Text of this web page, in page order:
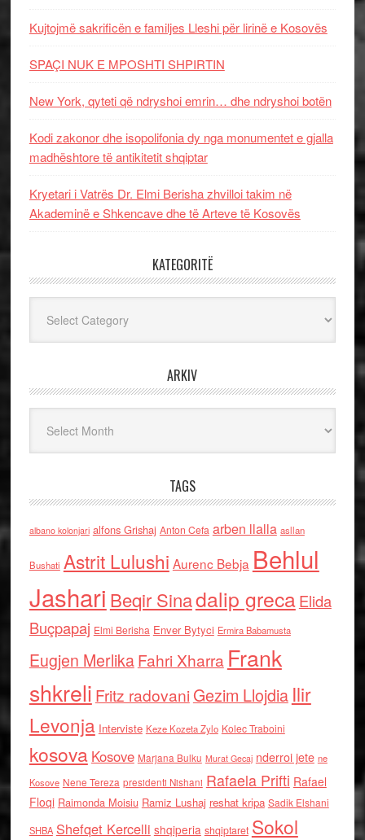
Kujtojmë sakrificën e familjes Lleshi për lirinë e Kosovës
SPAÇI NUK E MPOSHTI SHPIRTIN
New York, qyteti që ndryshoi emrin… dhe ndryshoi botën
Kodi zakonor dhe isopolifonia dy nga monumentet e gjalla
madhështore të antikitetit shqiptar
Kryetari i Vatrës Dr. Elmi Berisha zhvilloi takim në
Akademinë e Shkencave dhe të Arteve të Kosovës
KATEGORITË
ARKIV
TAGS
albano kolonjari alfons Grishaj Anton Cefa arben llalla asllan
Bushati Astrit Lulushi Aurenc Bebja Behlul
Jashari Beqir Sinadalip grecaElida
Buçpapaj Elmi Berisha Enver Bytyci Ermira Babamusta
Eugjen MerlikaFahri Xharra Frank
shkreli Fritz radovaniGezim Llojdia Ilir
Levonja Interviste Keze Kozeta Zylo Kolec Traboini
kosova Kosove Marjana Bulku Murat Gecaj nderroi jete ne
Kosove Nene Tereza presidenti Nishani Rafaela Prifti Rafael
Floqi Raimonda Moisiu Ramiz Lushaj reshat kripa Sadik Elshani
SHBA Shefqet Kercelli shqiperia shqiptaret Sokol